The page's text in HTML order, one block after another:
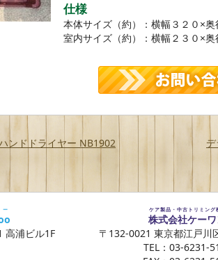
仕様
本体サイズ（約）：横幅３２０×
室内サイズ（約）：横幅２３０×
ンドドライヤー NB1902 デ
高浦ビル1F
株式会社ケー
ケア製品・中古トリミング
〒132-0021 東京都江戸川
TEL：03-6231-